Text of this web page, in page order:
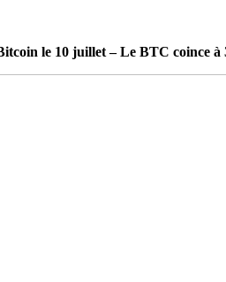
le 10 juillet – Le BTC coince à